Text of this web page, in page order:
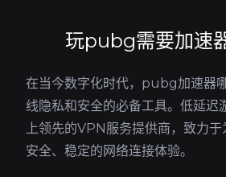
玩pubg需要加速
在当今数字化时代，pubg加速器
线隐私和安全的必备工具。低延迟
上领先的VPN服务提供商，致力于
安全、稳定的网络连接体验。